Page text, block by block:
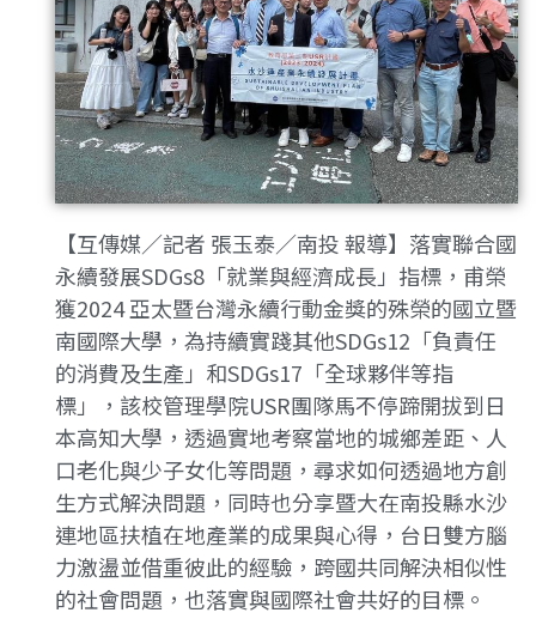
【互傳媒／記者 張玉泰／南投 報導】落實聯合國
永續發展SDGs8「就業與經濟成長」指標，甫榮
獲2024 亞太暨台灣永續行動金獎的殊榮的國立暨
南國際大學，為持續實踐其他SDGs12「負責任
的消費及生產」和SDGs17「全球夥伴等指
標」，該校管理學院USR團隊馬不停蹄開拔到日
本高知大學，透過實地考察當地的城鄉差距、人
口老化與少子女化等問題，尋求如何透過地方創
生方式解決問題，同時也分享暨大在南投縣水沙
連地區扶植在地產業的成果與心得，台日雙方腦
力激盪並借重彼此的經驗，跨國共同解決相似性
的社會問題，也落實與國際社會共好的目標。